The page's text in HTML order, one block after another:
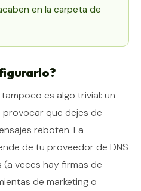
en la carpeta de
es algo trivial: un
que dejes de
reboten. La
de tu proveedor de DNS
veces hay firmas de
de marketing o